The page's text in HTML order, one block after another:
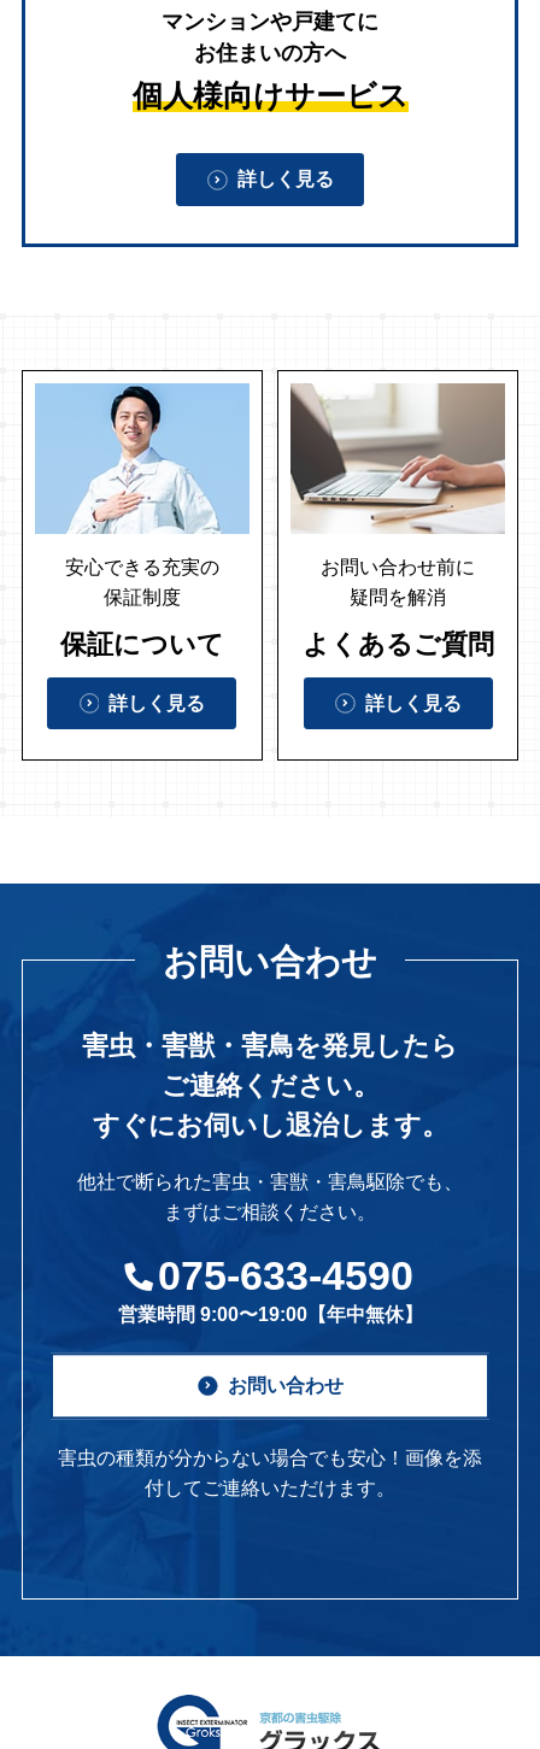
マンションや戸建てに
お住まいの方へ
個人様向けサービス
詳しく見る
安心できる充実の
保証制度
保証について
詳しく見る
お問い合わせ前に
疑問を解消
よくあるご質問
詳しく見る
お問い合わせ
害虫・害獣・害鳥を発見したら
ご連絡ください。
すぐにお伺いし退治します。
他社で断られた害虫・害獣・害鳥駆除でも、
まずはご相談ください。
075-633-4590
営業時間 9:00〜19:00【年中無休】
お問い合わせ
害虫の種類が分からない場合でも安心！画像を添
付してご連絡いただけます。